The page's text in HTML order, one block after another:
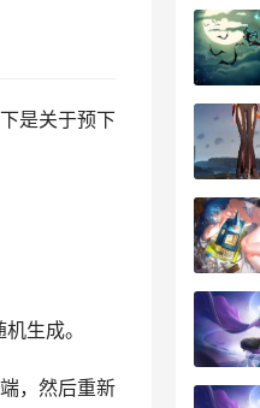
是关于预下
生成。
，然后重新